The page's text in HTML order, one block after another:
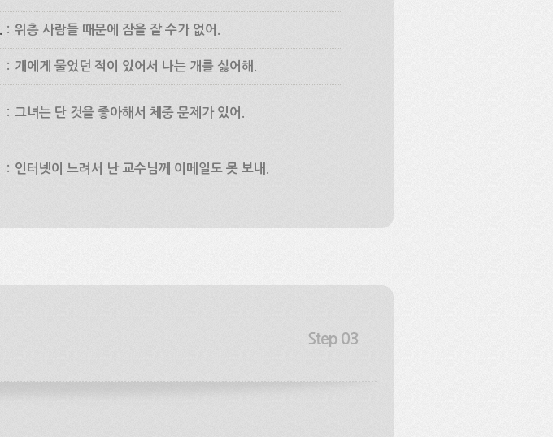
: 위층 사람들 때문에 잠을 잘 수가 없어.
: 개에게 물었던 적이 있어서 나는 개를 싫어해.
: 그녀는 단 것을 좋아해서 체중 문제가 있어.
: 인터넷이 느려서 난 교수님께 이메일도 못 보내.